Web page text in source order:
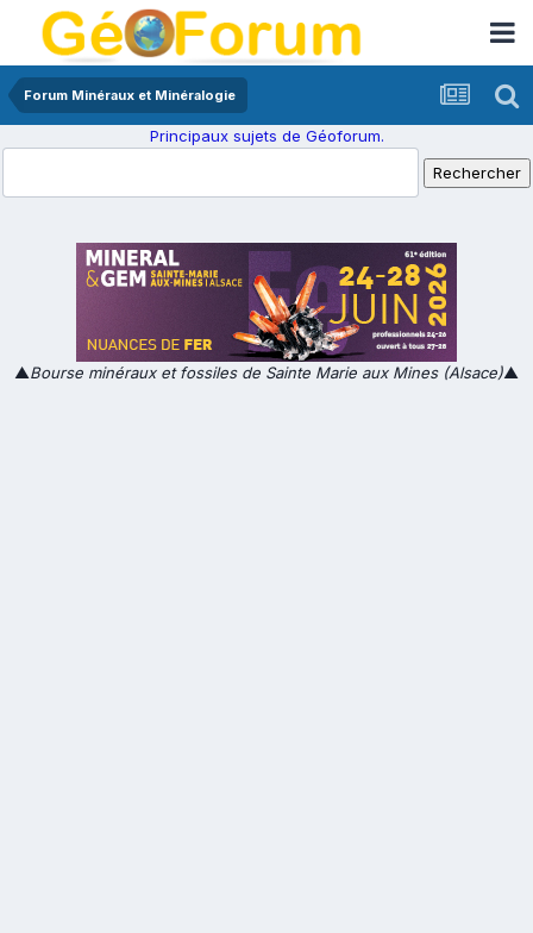
Forum Minéraux et Minéralogie
Principaux sujets de Géoforum.
▲Bourse minéraux et fossiles de Sainte Marie aux Mines (Alsace)▲